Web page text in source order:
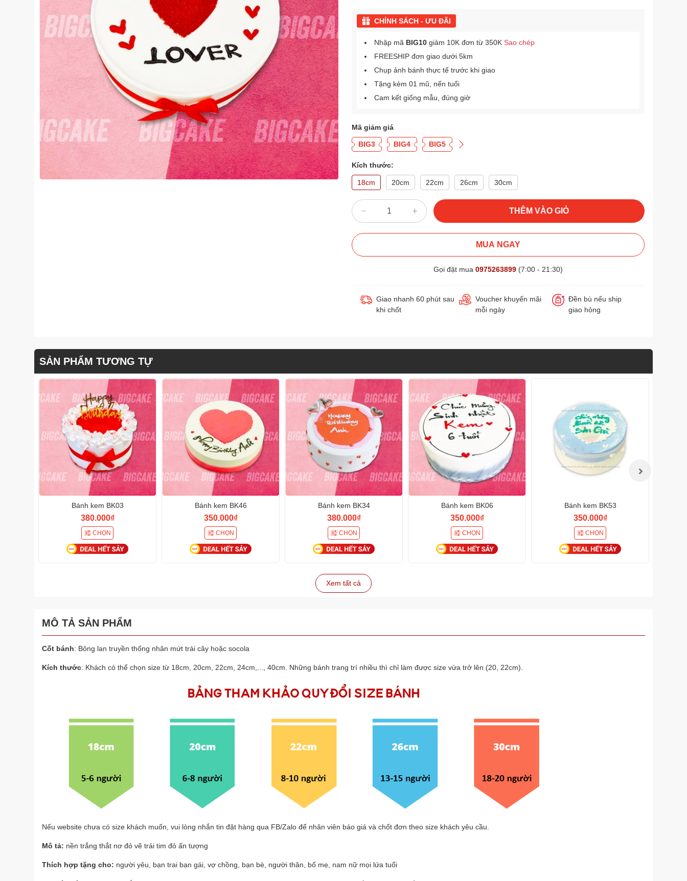
CHÍNH SÁCH - ƯU ĐÃI
Nhập mã BIG10 giảm 10K đơn từ 350K Sao chép
FREESHIP đơn giao dưới 5km
Chụp ảnh bánh thực tế trước khi giao
Tặng kèm 01 mũ, nến tuổi
Cam kết giống mẫu, đúng giờ
Mã giảm giá
BIG3 BIG4 BIG5
Kích thước:
18cm 20cm 22cm 26cm 30cm
THÊM VÀO GIỎ
MUA NGAY
Gọi đặt mua 0975263899 (7:00 - 21:30)
Giao nhanh 60 phút sau
khi chốt
Voucher khuyến mãi
mỗi ngày
Đền bù nếu ship
giao hỏng
SẢN PHẨM TƯƠNG TỰ
Bánh kem BK03
380.000₫
CHỌN
Bánh kem BK46
350.000₫
CHỌN
Bánh kem BK34
380.000₫
CHỌN
Bánh kem BK06
350.000₫
CHỌN
Bánh kem BK53
350.000₫
CHỌN
Xem tất cả
MÔ TẢ SẢN PHẨM
Cốt bánh: Bông lan truyền thống nhân mứt trái cây hoặc socola
Kích thước: Khách có thể chọn size từ 18cm, 20cm, 22cm, 24cm,..., 40cm. Những bánh trang trí nhiều thì chỉ làm được size vừa trở lên (20, 22cm).
Nếu website chưa có size khách muốn, vui lòng nhắn tin đặt hàng qua FB/Zalo để nhân viên báo giá và chốt đơn theo size khách yêu cầu.
Mô tả: nền trắng thắt nơ đỏ vẽ trái tim đỏ ấn tượng
Thích hợp tặng cho: người yêu, bạn trai bạn gái, vợ chồng, bạn bè, người thân, bố mẹ, nam nữ mọi lứa tuổi